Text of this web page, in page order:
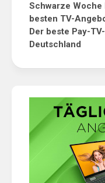
Schwarze Woche
besten TV-
Der beste Pay-
Deutschland